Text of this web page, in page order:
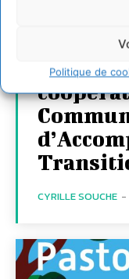
Politique de
CYRILLE SOUCHE -